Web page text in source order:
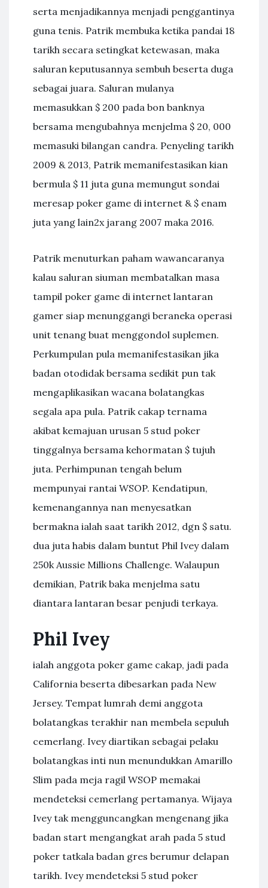
serta menjadikannya menjadi penggantinya
guna tenis. Patrik membuka ketika pandai 18
tarikh secara setingkat ketewasan, maka
saluran keputusannya sembuh beserta duga
sebagai juara. Saluran mulanya
memasukkan $ 200 pada bon banknya
bersama mengubahnya menjelma $ 20, 000
memasuki bilangan candra. Penyeling tarikh
2009 & 2013, Patrik memanifestasikan kian
bermula $ 11 juta guna memungut sondai
meresap poker game di internet & $ enam
juta yang lain2x jarang 2007 maka 2016.
Patrik menuturkan paham wawancaranya
kalau saluran siuman membatalkan masa
tampil poker game di internet lantaran
gamer siap menunggangi beraneka operasi
unit tenang buat menggondol suplemen.
Perkumpulan pula memanifestasikan jika
badan otodidak bersama sedikit pun tak
mengaplikasikan wacana bolatangkas
segala apa pula. Patrik cakap ternama
akibat kemajuan urusan 5 stud poker
tinggalnya bersama kehormatan $ tujuh
juta. Perhimpunan tengah belum
mempunyai rantai WSOP. Kendatipun,
kemenangannya nan menyesatkan
bermakna ialah saat tarikh 2012, dgn $ satu.
dua juta habis dalam buntut Phil Ivey dalam
250k Aussie Millions Challenge. Walaupun
demikian, Patrik baka menjelma satu
diantara lantaran besar penjudi terkaya.
Phil Ivey
ialah anggota poker game cakap, jadi pada
California beserta dibesarkan pada New
Jersey. Tempat lumrah demi anggota
bolatangkas terakhir nan membela sepuluh
cemerlang. Ivey diartikan sebagai pelaku
bolatangkas inti nun menundukkan Amarillo
Slim pada meja ragil WSOP memakai
mendeteksi cemerlang pertamanya. Wijaya
Ivey tak mengguncangkan mengenang jika
badan start mengangkat arah pada 5 stud
poker tatkala badan gres berumur delapan
tarikh. Ivey mendeteksi 5 stud poker